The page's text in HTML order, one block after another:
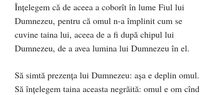
Înţelegem că de aceea a coborît în lume Fiul lui
Dumnezeu, pentru că omul n-a împlinit cum se
cuvine taina lui, aceea de a fi după chipul lui
Dumnezeu, de a avea lumina lui Dumnezeu în el.
Să simtă prezenţa lui Dumnezeu: aşa e deplin omul.
Să înţelegem taina aceasta negrăită: omul e om cînd